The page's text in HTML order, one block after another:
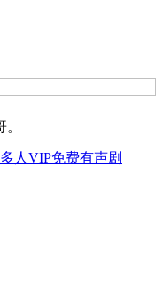
人VIP免费有声剧